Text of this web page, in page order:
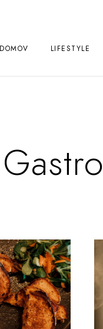
DOMOV LIFESTYLE
Gastro